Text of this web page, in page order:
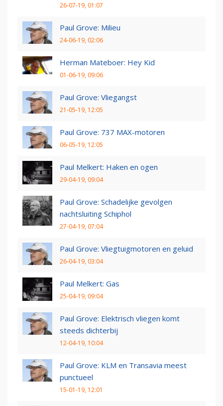
26-07-19, 01:07
Paul Grove: Milieu
24-06-19, 02:06
Herman Mateboer: Hey Kid
01-06-19, 09:06
Paul Grove: Vliegangst
21-05-19, 12:05
Paul Grove: 737 MAX-motoren
06-05-19, 12:05
Paul Melkert: Haken en ogen
29-04-19, 09:04
Paul Grove: Schadelijke gevolgen
nachtsluiting Schiphol
27-04-19, 07:04
Paul Grove: Vliegtuigmotoren en geluid
26-04-19, 03:04
Paul Melkert: Gas
25-04-19, 09:04
Paul Grove: Elektrisch vliegen komt
steeds dichterbij
12-04-19, 10:04
Paul Grove: KLM en Transavia meest
punctueel
15-01-19, 12:01